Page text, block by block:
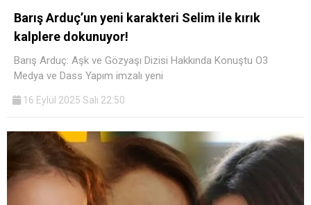
Barış Arduç’un yeni karakteri Selim ile kırık
kalplere dokunuyor!
Barış Arduç: Aşk ve Gözyaşı Dizisi Hakkında Konuştu O3
Medya ve Dass Yapım imzalı yeni
16 Eylül 2025 Salı 22:50